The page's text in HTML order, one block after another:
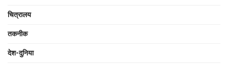
चित्रालय
तकनीक
देश-दुनिया